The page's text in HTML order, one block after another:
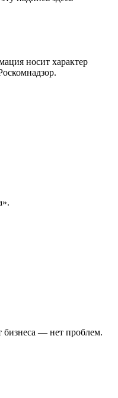
носит характер
— нет проблем.